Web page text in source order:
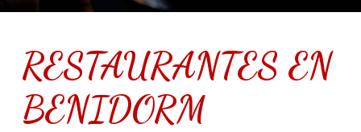
RESTAURANTES EN
BENIDORM